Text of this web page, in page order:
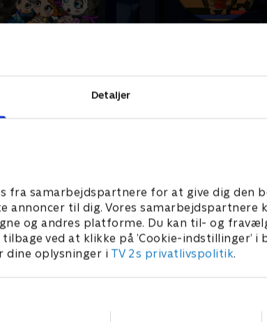
Detaljer
fra samarbejdspartnere for at give dig den
annoncer til dig. Vores samarbejdspartnere
og andres platforme. Du kan til- og
ved at klikke på ’Cookie-indstillinger’ i
dine oplysninger i TV 2s privatlivspolitik.
lavede
det selv og fik
Der var engang en dreng,
elskede to ting: Bøger om